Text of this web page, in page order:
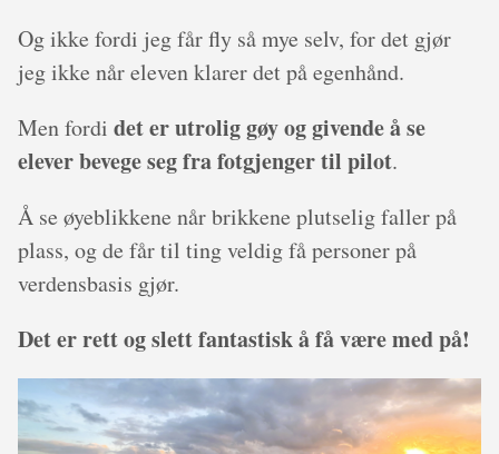
Og ikke fordi jeg får fly så mye selv, for det gjør
jeg ikke når eleven klarer det på egenhånd.
Men fordi det er utrolig gøy og givende å se
elever bevege seg fra fotgjenger til pilot.
Å se øyeblikkene når brikkene plutselig faller på
plass, og de får til ting veldig få personer på
verdensbasis gjør.
Det er rett og slett fantastisk å få være med på!